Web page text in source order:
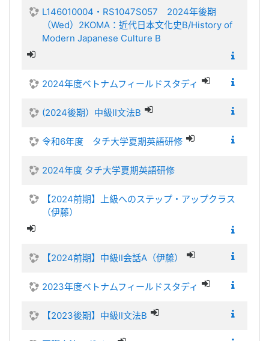
L146010004・RS1047S057 2024年後期
（Wed）2KOMA：近代日本文化史B/History of
Modern Japanese Culture B
2024年度ベトナムフィールドスタディ
(2024後期）中級Ⅱ文法B
令和6年度 タチ大学夏期英語研修
2024年度 タチ大学夏期英語研修
【2024前期】上級へのステップ・アップクラス
（伊藤）
【2024前期】中級Ⅱ会話A（伊藤）
2023年度ベトナムフィールドスタディ
【2023後期】中級Ⅱ文法B